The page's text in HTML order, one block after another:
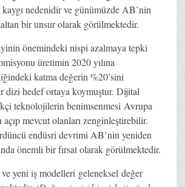
nedenidir ve günümüzde AB’nin
bir unsur olarak görülmektedir.
önemindeki nispi azalmaya tepki
üretimin 2020 yılına
katma değerin %20’sini
dizi hedef ortaya koymuştur. Dijital
teknolojilerin benimsenmesi Avrupa
mevcut olanları zenginleştirebilir.
endüsri devrimi AB’nin yeniden
önemli bir fırsat olarak görülmektedir.
yeni iş modelleri geleneksel değer